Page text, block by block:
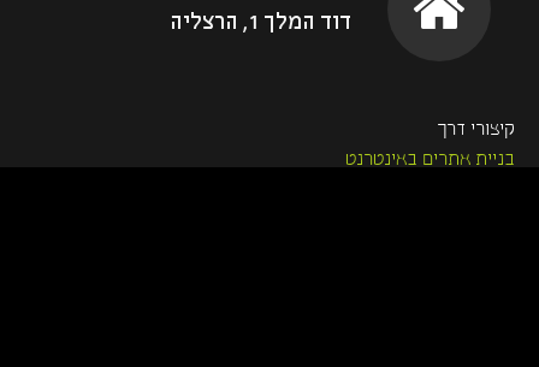
דוד המלך 1, הרצליה
קיצורי דרך
בניית אתרים באינטרנט